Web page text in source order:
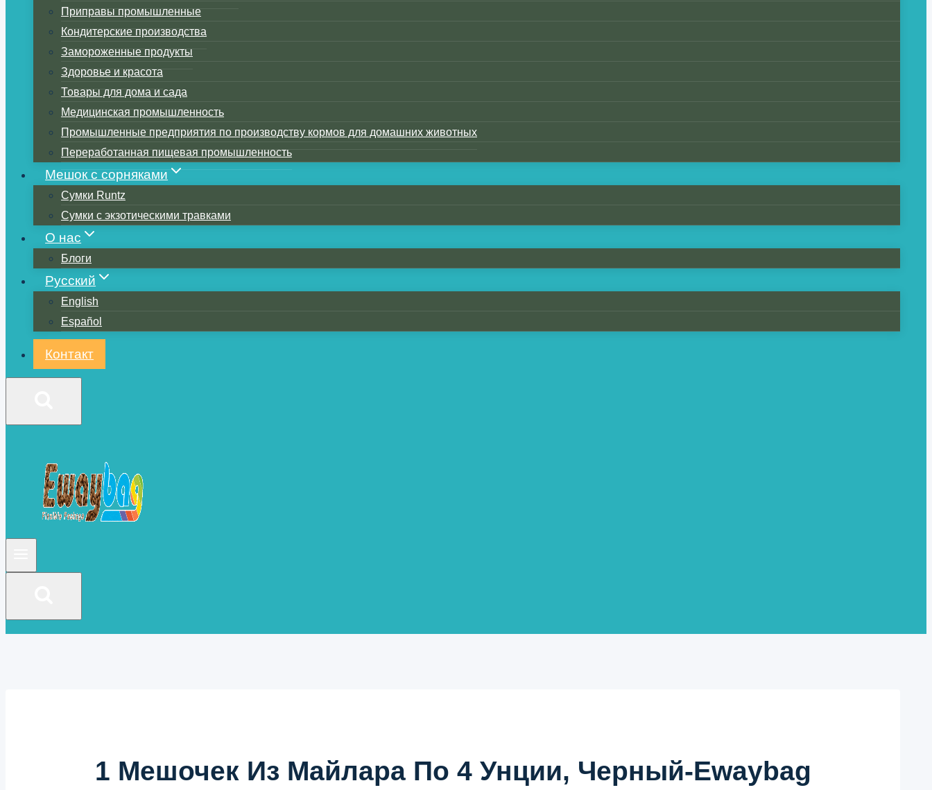
Приправы промышленные
Кондитерские производства
Замороженные продукты
Здоровье и красота
Товары для дома и сада
Медицинская промышленность
Промышленные предприятия по производству кормов для домашних животных
Переработанная пищевая промышленность
Мешок с сорняками
Сумки Runtz
Сумки с экзотическими травками
О нас
Блоги
Русский
English
Español
Контакт
1 Мешочек Из Майлара По 4 Унции, Черный-Ewaybag